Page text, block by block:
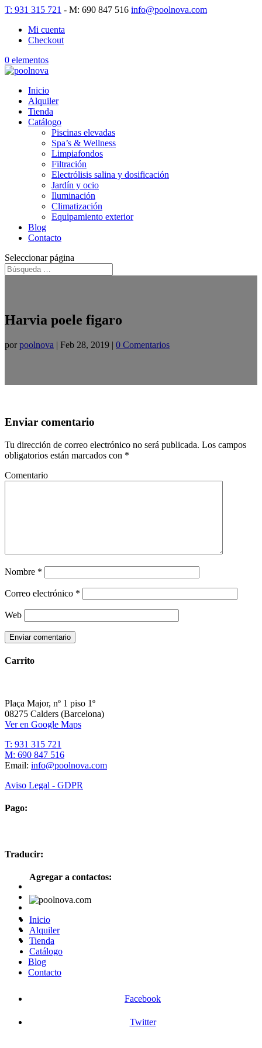
T: 931 315 721 - M: 690 847 516 info@poolnova.com
Mi cuenta
Checkout
0 elementos
Inicio
Alquiler
Tienda
Catálogo
Piscinas elevadas
Spa’s & Wellness
Limpiafondos
Filtración
Electrólisis salina y dosificación
Jardín y ocio
Iluminación
Climatización
Equipamiento exterior
Blog
Contacto
Seleccionar página
Harvia poele figaro
porpoolnova | Feb 28, 2019 | 0 Comentarios
Enviar comentario
Tu dirección de correo electrónico no será publicada. Los campos
obligatorios están marcados con *
Comentario
Nombre *
Correo electrónico *
Web
Carrito
Plaça Major, nº 1 piso 1º
08275 Calders (Barcelona)
Ver en Google Maps
T: 931 315 721
M: 690 847 516
Email: info@poolnova.com
Aviso Legal - GDPR
Pago:
Traducir:
Agregar a contactos:
Inicio
Alquiler
Tienda
Catálogo
Blog
Contacto
Facebook
Twitter